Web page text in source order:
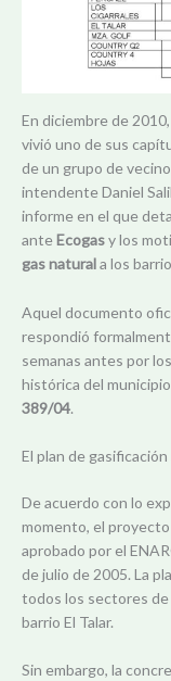
En diciembre de
vivió uno de sus
de un grupo de
intendente Daniel
informe en el que
anteEcogasy los
gas naturala los
Aquel documento
respondió
semanas antes por
histórica del
389/04.
El plan de
De acuerdo con lo
momento, el proyecto
aprobado por el
de julio de 2005. La
todos los sectores de
barrio El Talar.
Sin embargo, la